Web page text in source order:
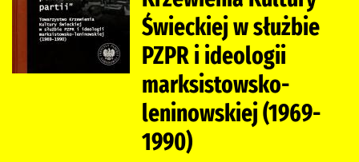
Świeckiej w służbie
PZPR i ideologii
marksistowsko-
leninowskiej (1969-
1990)